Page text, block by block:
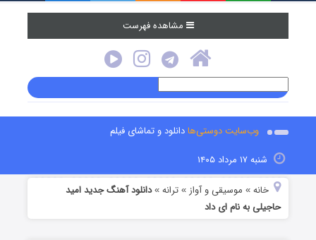
مشاهده فهرست
وب‌سایت دوستی‌هادانلود و تماشای فیلم
شنبه ۱۷ مرداد ۱۴۰۵
خانه » موسیقی و آواز »ترانه »دانلود آهنگ جدید امید
حاجیلی به نام ای داد